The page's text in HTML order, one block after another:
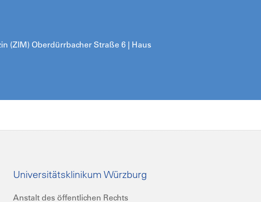
(ZIM) Oberdürrbacher Straße 6 | Haus
Universitätsklinikum Würzburg
Anstalt des öffentlichen Rechts